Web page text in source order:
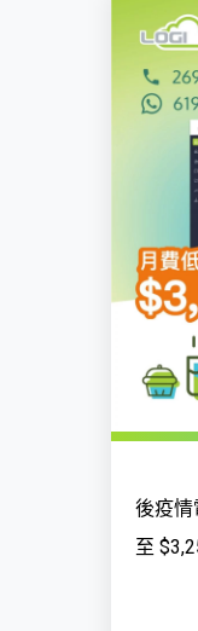
後疫情
至